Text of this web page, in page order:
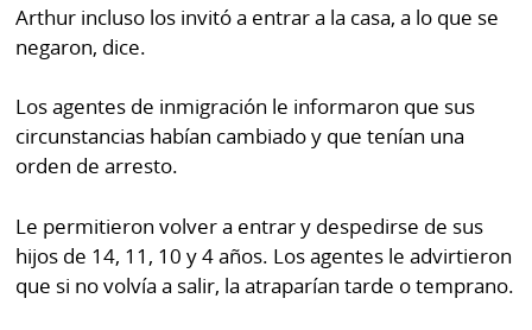
Arthur incluso los invitó a entrar a la casa, a lo que se
negaron, dice.
Los agentes de inmigración le informaron que sus
circunstancias habían cambiado y que tenían una
orden de arresto.
Le permitieron volver a entrar y despedirse de sus
hijos de 14, 11, 10 y 4 años. Los agentes le advirtieron
que si no volvía a salir, la atraparían tarde o temprano.